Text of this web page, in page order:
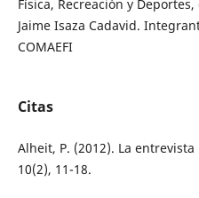
Física, Recreación y
Jaime Isaza Cadavid.
COMAEFI
Citas
Alheit, P. (2012). La
10(2), 11-18.